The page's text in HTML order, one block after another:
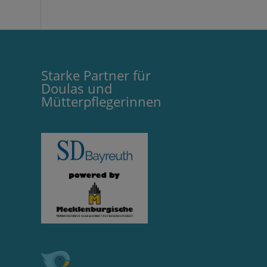
Starke Partner für
Doulas und
Mütterpflegerinnen